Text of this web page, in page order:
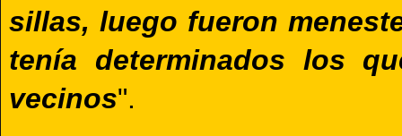
sillas, luego fueron
tenía determinados los
vecinos".